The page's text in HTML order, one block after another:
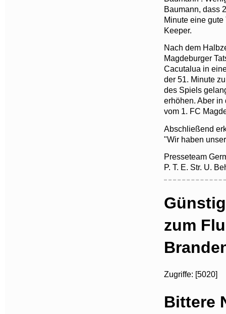
Baumann, dass
Minute eine
Keeper.
Nach dem
Magdeburger
Cacutalua in
der 51. Minute
des Spiels
erhöhen. Aber in
vom 1. FC
Abschließend
"Wir haben
Presseteam
P. T. E. Str. U.
zum
Zugriffe: [5020]
Bittere